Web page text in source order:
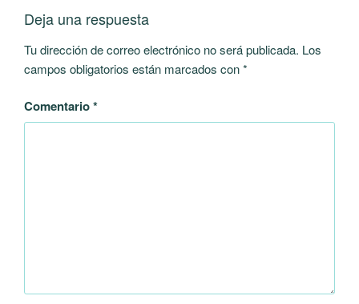
Deja una respuesta
Tu dirección de correo electrónico no será publicada. Los
campos obligatorios están marcados con*
Comentario*